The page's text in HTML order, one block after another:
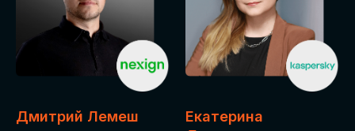
Дмитрий Лемеш
Екатерина
ДЛЯ ОПЛАТЫ БИЛЕТОВ
Оплата через сервис Timepad